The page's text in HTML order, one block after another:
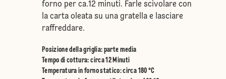
forno per ca.12 minuti. Farle scivolare con
la carta oleata su una gratella e lasciare
raffreddare.
Posizione della griglia: parte media
Tempo di cottura: circa 12 Minuti
Temperatura in forno statico:circa 180 °C